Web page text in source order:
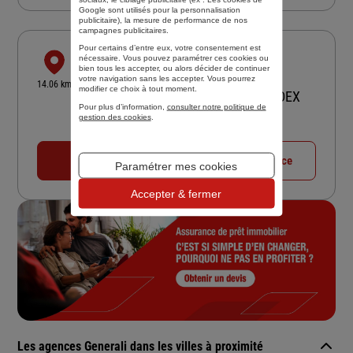
14.06 km
LA CHAPELLE - SUR - ERDRE
12 PL DE L EGLISE
44244 LA CHAPELLE SUR ERDRE CEDEX
4,9/5Note de 4.9 sur 5
(Google) 30 avis
02 28 01 28 87 Voir la fiche agence
Les agences Generali dans les villes à proximité
Google sont utilisés pour la personnalisation
publicitaire), la mesure de performance de nos
campagnes publicitaires.
Pour certains d’entre eux, votre consentement est
nécessaire. Vous pouvez paramétrer ces cookies ou
bien tous les accepter, ou alors décider de continuer
votre navigation sans les accepter. Vous pourrez
modifier ce choix à tout moment.
Pour plus d’information, consulter notre politique de
gestion des cookies.
Paramétrer mes cookies
Accepter & fermer